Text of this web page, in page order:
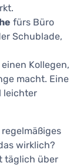
fürs Büro
Schublade,
einen Kollegen,
macht. Eine
leichter
wirklich?
täglich über